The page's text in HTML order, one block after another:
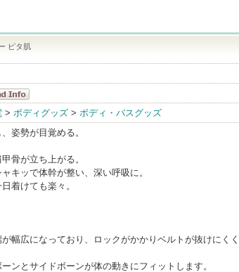
ピタ肌
ァック
> ボディグッズ > ボディ・バスグッズ
姿勢が目覚める。
骨が立ち上がる。
キッで体幹が整い、深い呼吸に。
着けても楽々。
が幅広になっており、ロックがかかりベルトが抜けにくく
ンとサイドボーンが体の動きにフィットします。